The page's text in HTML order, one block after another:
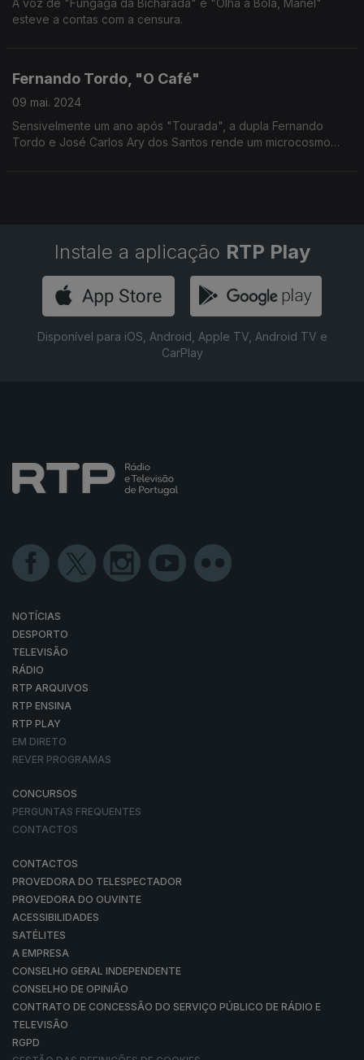
A voz de "Fungagá da Bicharada" e "Olha a Bola, Manel"
esteve a contas com a censura.
Fernando Tordo, "O Café"
09 mai. 2024
Sensivelmente um ano após "Tourada", a dupla Fernando
Tordo e José Carlos Ary dos Santos rende um microcosmo
Instale a aplicação RTP Play
Disponível para iOS, Android, Apple TV, Android TV e
CarPlay
NOTÍCIAS
DESPORTO
TELEVISÃO
RÁDIO
RTP ARQUIVOS
RTP ENSINA
RTP PLAY
EM DIRETO
REVER PROGRAMAS
CONCURSOS
PERGUNTAS FREQUENTES
CONTACTOS
CONTACTOS
PROVEDORA DO TELESPECTADOR
PROVEDORA DO OUVINTE
ACESSIBILIDADES
SATÉLITES
A EMPRESA
CONSELHO GERAL INDEPENDENTE
CONSELHO DE OPINIÃO
CONTRATO DE CONCESSÃO DO SERVIÇO PÚBLICO DE RÁDIO E
TELEVISÃO
RGPD